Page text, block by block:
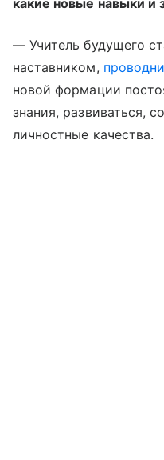
какие новые навыки и
— Учитель будущего
наставником,
новой формации
знания, развиваться,
личностные качества.